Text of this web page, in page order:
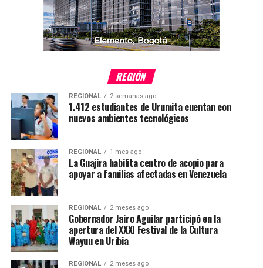
REGIÓN
REGIONAL 2 semanas ago
1.412 estudiantes de Urumita cuentan con
nuevos ambientes tecnológicos
REGIONAL 1 mes ago
La Guajira habilita centro de acopio para
apoyar a familias afectadas en Venezuela
REGIONAL 2 meses ago
Gobernador Jairo Aguilar participó en la
apertura del XXXI Festival de la Cultura
Wayuu en Uribia
REGIONAL 2 meses ago